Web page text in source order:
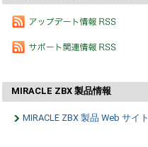
MIRACLE ZBX 製品情報
MIRACLE ZBX 製品 Web サイト